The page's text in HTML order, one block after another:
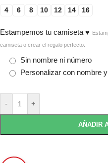
4 6 8 10 12 14 16
Estampemos tu camiseta ♥
camiseta o crear el regalo perfecto.
Sin nombre ni número
Personalizar con nombre
- +
AÑADIR